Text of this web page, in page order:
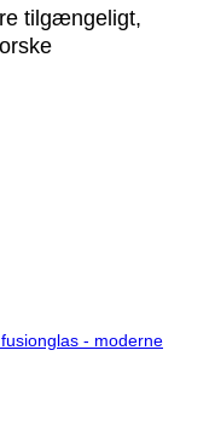
tilgængeligt,
- moderne